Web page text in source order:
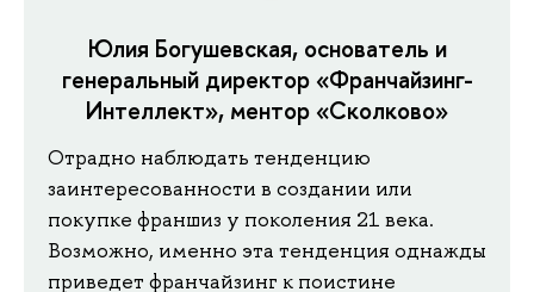
Юлия Богушевская, основатель и
генеральный директор «Франчайзинг-
Интеллект», ментор «Сколково»
Отрадно наблюдать тенденцию
заинтересованности в создании или
покупке франшиз у поколения 21 века.
Возможно, именно эта тенденция однажды
приведет франчайзинг к поистине